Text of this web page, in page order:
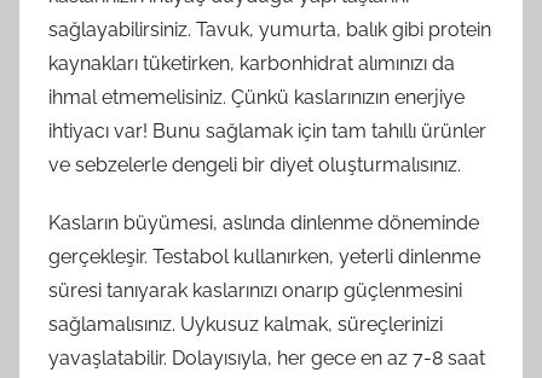
sağlayabilirsiniz. Tavuk, yumurta, balık gibi protein
kaynakları tüketirken, karbonhidrat alımınızı da
ihmal etmemelisiniz. Çünkü kaslarınızın enerjiye
ihtiyacı var! Bunu sağlamak için tam tahıllı ürünler
ve sebzelerle dengeli bir diyet oluşturmalısınız.
Kasların büyümesi, aslında dinlenme döneminde
gerçekleşir. Testabol kullanırken, yeterli dinlenme
süresi tanıyarak kaslarınızı onarıp güçlenmesini
sağlamalısınız. Uykusuz kalmak, süreçlerinizi
yavaşlatabilir. Dolayısıyla, her gece en az 7-8 saat